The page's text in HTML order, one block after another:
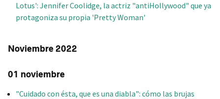
Lotus': Jennifer Coolidge, la actriz "antiHollywood" que ya
protagoniza su propia 'Pretty Woman'
Noviembre 2022
01 noviembre
"Cuidado con ésta, que es una diabla": cómo las brujas